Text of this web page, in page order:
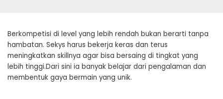
Berkompetisi di level yang lebih rendah bukan berarti tanpa
hambatan. Sekys harus bekerja keras dan terus
meningkatkan skillnya agar bisa bersaing di tingkat yang
lebih tinggi.Dari sini ia banyak belajar dari pengalaman dan
membentuk gaya bermain yang unik.